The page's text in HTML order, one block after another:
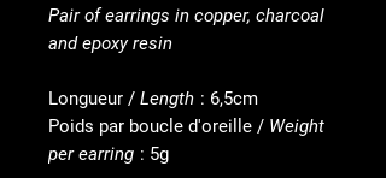
Pair of earrings in copper, charcoal
and epoxy resin
Longueur / Length : 6,5cm
Poids par boucle d'oreille / Weight
per earring : 5g